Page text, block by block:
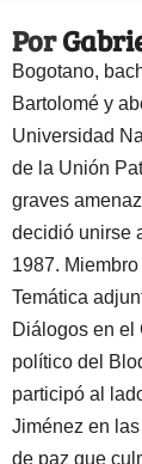
Por
Bogotano,
Bartolomé y
Universidad
de la Unión
graves
decidió unirse
1987.
Temática
Diálogos en el
político del
participó al
Jiménez en
de paz que